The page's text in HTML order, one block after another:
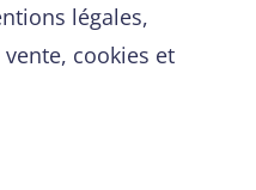
légales,
cookies et